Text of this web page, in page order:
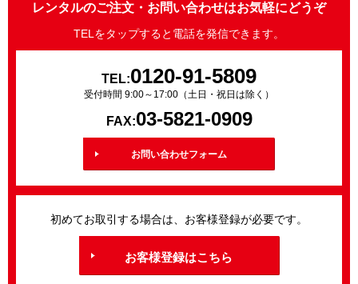
レンタルのご注文・お問い合わせはお気軽にどうぞ
TELをタップすると電話を発信できます。
TEL:0120-91-5809
受付時間 9:00～17:00（土日・祝日は除く）
FAX:03-5821-0909
お問い合わせフォーム
初めてお取引する場合は、お客様登録が必要です。
お客様登録はこちら